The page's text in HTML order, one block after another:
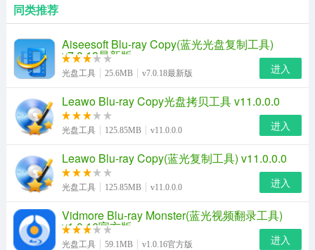
同类推荐
Aiseesoft Blu-ray Copy(蓝光光盘复制工具)
v7.0.18最新版
光盘工具 25.6MB v7.0.18最新版 进入
Leawo Blu-ray Copy光盘拷贝工具 v11.0.0.0
光盘工具 125.85MB v11.0.0.0 进入
Leawo Blu-ray Copy(蓝光复制工具) v11.0.0.0
光盘工具 125.85MB v11.0.0.0 进入
Vidmore Blu-ray Monster(蓝光视频翻录工具)
v1.0.16官方版
光盘工具 59.1MB v1.0.16官方版 进入